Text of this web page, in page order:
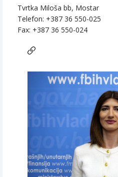
Tvrtka Miloša bb, Mostar
Telefon: +387 36 550-025
Fax: +387 36 550-024